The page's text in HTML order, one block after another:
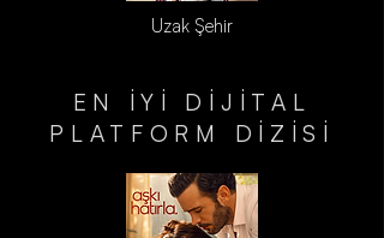
Uzak Şehir
EN İYİ DİJİTAL
PLATFORM DİZİSİ